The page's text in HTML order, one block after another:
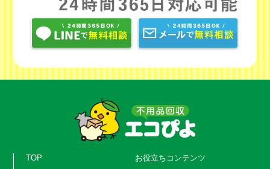
TOP
お役立ちコンテンツ